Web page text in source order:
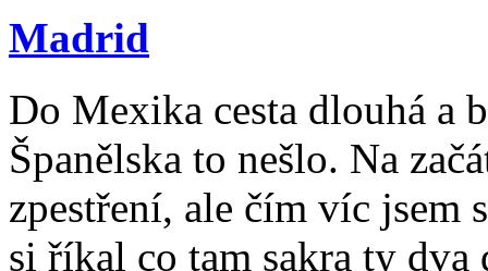
Madrid
Do Mexika cesta dlouhá a
Španělska to nešlo. Na
zpestření, ale čím víc jsem
si říkal co tam sakra ty